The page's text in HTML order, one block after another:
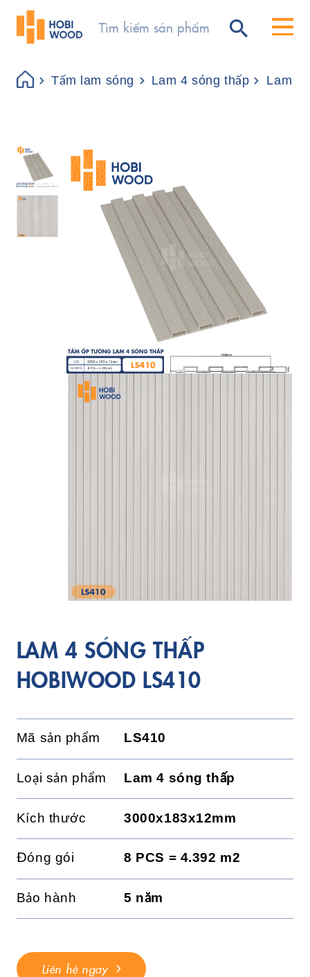
Tấm lam sóng Lam 4 sóng thấp Lam 4
LAM 4 SÓNG THẤP
HOBIWOOD LS410
Mã sản phẩm LS410
Loại sản phẩm Lam 4 sóng thấp
Kích thước 3000x183x12mm
Đóng gói 8 PCS = 4.392 m2
Bảo hành 5 năm
Liên hệ ngay